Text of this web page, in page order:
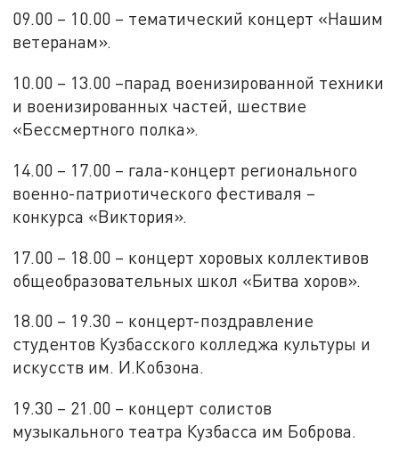
09.00 – 10.00 – тематический концерт «Нашим
ветеранам».
10.00 – 13.00 –парад военизированной техники
и военизированных частей, шествие
«Бессмертного полка».
14.00 – 17.00 – гала-концерт регионального
военно-патриотического фестиваля –
конкурса «Виктория».
17.00 – 18.00 – концерт хоровых коллективов
общеобразовательных школ «Битва хоров».
18.00 – 19.30 – концерт-поздравление
студентов Кузбасского колледжа культуры и
искусств им. И.Кобзона.
19.30 – 21.00 – концерт солистов
музыкального театра Кузбасса им Боброва.